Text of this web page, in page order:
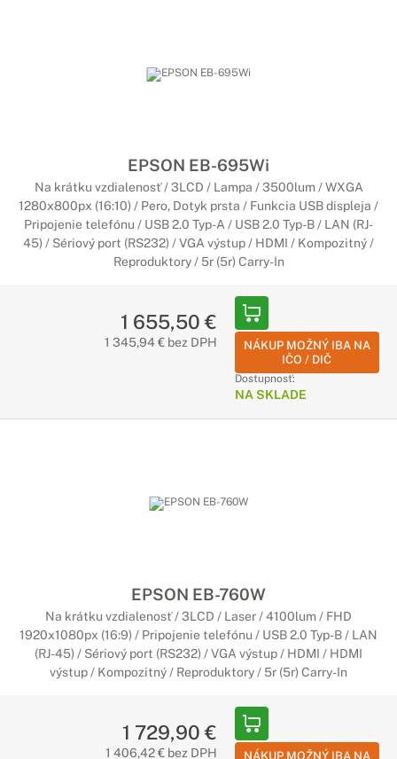
EPSON EB-695Wi
Na krátku vzdialenosť / 3LCD / Lampa / 3500lum / WXGA
1280x800px (16:10) / Pero, Dotyk prsta / Funkcia USB displeja /
Pripojenie telefónu / USB 2.0 Typ-A / USB 2.0 Typ-B / LAN (RJ-
45) / Sériový port (RS232) / VGA výstup / HDMI / Kompozitný /
Reproduktory / 5r (5r) Carry-In
1 655,50 €
1 345,94 € bez DPH
NÁKUP MOŽNÝ IBA NA
IČO / DIČ
Dostupnosť:
NA SKLADE
EPSON EB-760W
Na krátku vzdialenosť / 3LCD / Laser / 4100lum / FHD
1920x1080px (16:9) / Pripojenie telefónu / USB 2.0 Typ-B / LAN
(RJ-45) / Sériový port (RS232) / VGA výstup / HDMI / HDMI
výstup / Kompozitný / Reproduktory / 5r (5r) Carry-In
1 729,90 €
1 406,42 € bez DPH NÁKUP MOŽNÝ IBA NA